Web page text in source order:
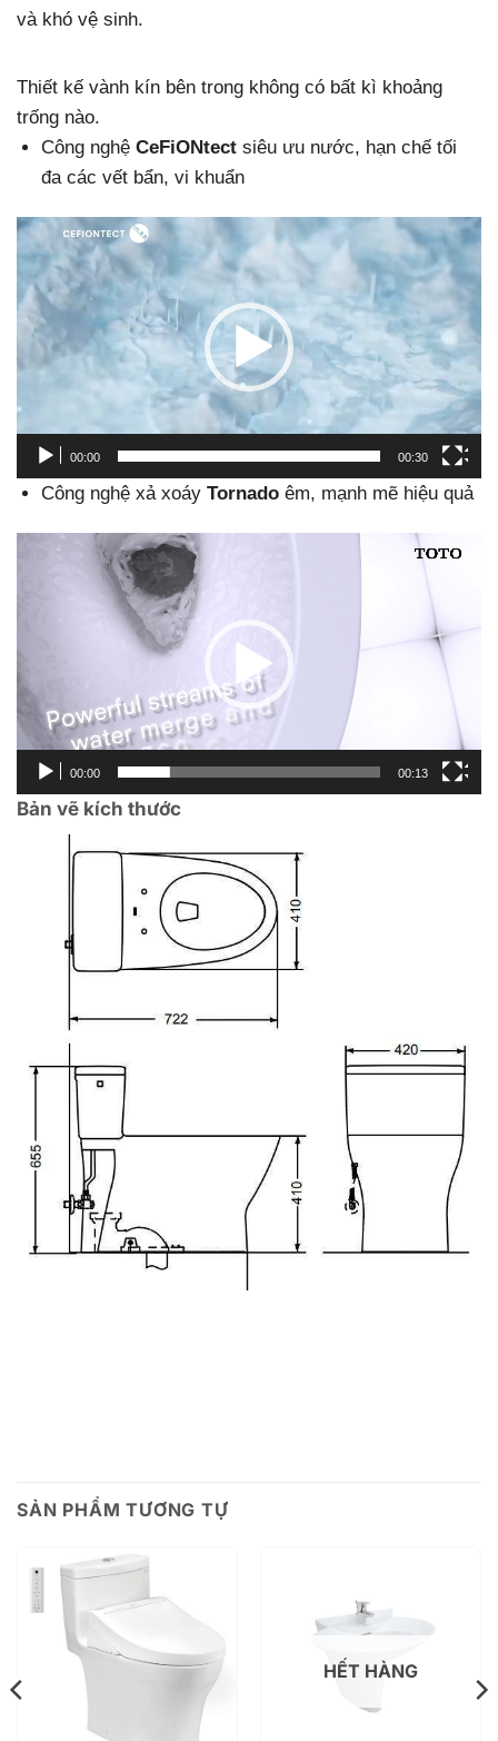
và khó vệ sinh.
Thiết kế vành kín bên trong không có bất kì khoảng
trống nào.
Công nghệ CeFiONtectsiêu ưu nước, hạn chế tối
đa các vết bẩn, vi khuẩn
Trình
chơi
Video
00:00 00:30
Công nghệ xả xoáy Tornadoêm, mạnh mẽ hiệu quả
00:00 00:13
Bản vẽ kích thước
SẢN PHẨM TƯƠNG TỰ
HẾT HÀNG